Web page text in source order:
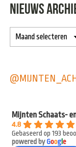
NIEUWS
Mijnten Schaats-
4.8
Gebaseerd op 193
powered byGoogle